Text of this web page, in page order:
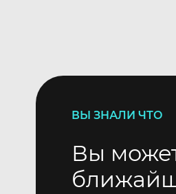
ВЫ ЗНАЛИ ЧТО
Вы